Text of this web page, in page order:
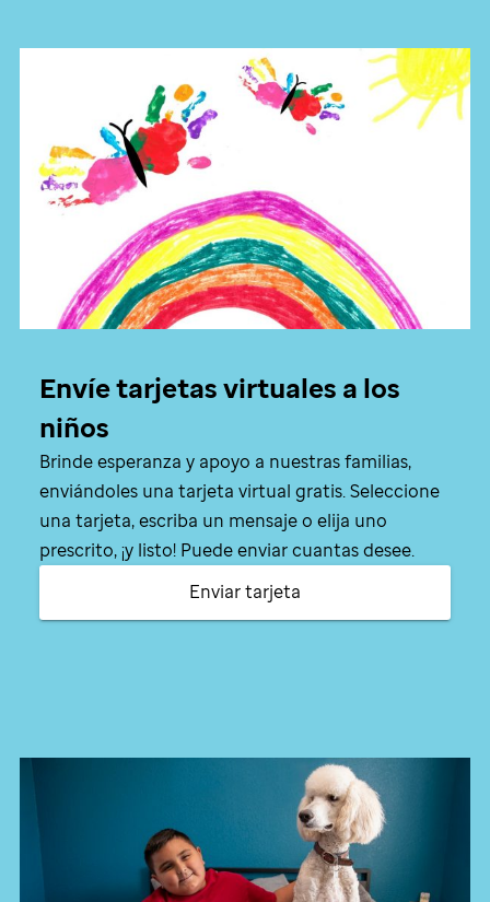
Envíe tarjetas virtuales a los
niños
Brinde esperanza y apoyo a nuestras familias,
enviándoles una tarjeta virtual gratis. Seleccione
una tarjeta, escriba un mensaje o elija uno
prescrito, ¡y listo! Puede enviar cuantas desee.
Enviar tarjeta